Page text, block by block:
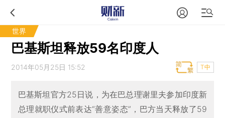
世界
巴基斯坦释放59名印度人
2014年05月25日 15:52 T中
巴基斯坦官方25日说，为在巴总理谢里夫参加印度新
总理就职仪式前表达“善意姿态”，巴方当天释放了59